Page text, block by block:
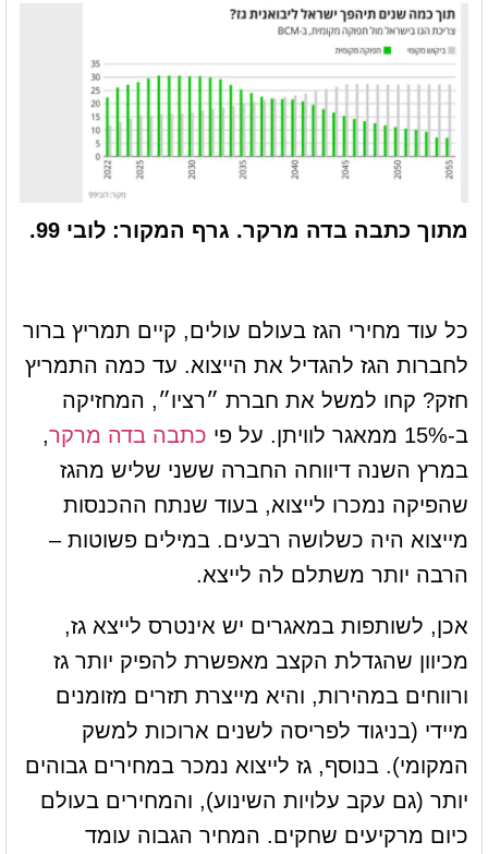
מתוך כתבה בדה מרקר. גרף המקור: לובי 99.
כל עוד מחירי הגז בעולם עולים, קיים תמריץ ברור
לחברות הגז להגדיל את הייצוא. עד כמה התמריץ
חזק? קחו למשל את חברת ״רציו״, המחזיקה
ב-15% ממאגר לוויתן. על פי
כתבה בדה מרקר,
במרץ השנה דיווחה החברה ששני שליש מהגז
שהפיקה נמכרו לייצוא, בעוד שנתח ההכנסות
מייצוא היה כשלושה רבעים. במילים פשוטות –
הרבה יותר משתלם לה לייצא.
אכן, לשותפות במאגרים יש אינטרס לייצא גז,
מכיוון שהגדלת הקצב מאפשרת להפיק יותר גז
ורווחים במהירות, והיא מייצרת תזרים מזומנים
מיידי (בניגוד לפריסה לשנים ארוכות למשק
המקומי). בנוסף, גז לייצוא נמכר במחירים גבוהים
יותר (גם עקב עלויות השינוע), והמחירים בעולם
כיום מרקיעים שחקים. המחיר הגבוה עומד